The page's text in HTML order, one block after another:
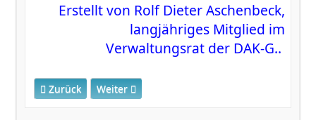
Erstellt von Rolf Dieter Aschenbeck,
langjähriges Mitglied im
Verwaltungsrat der DAK-G..
Vorheriger Beitrag: Pflegelöhne steigen
Zurück Nächster Beitrag: Pflegeunterstützungs- und
Weiter